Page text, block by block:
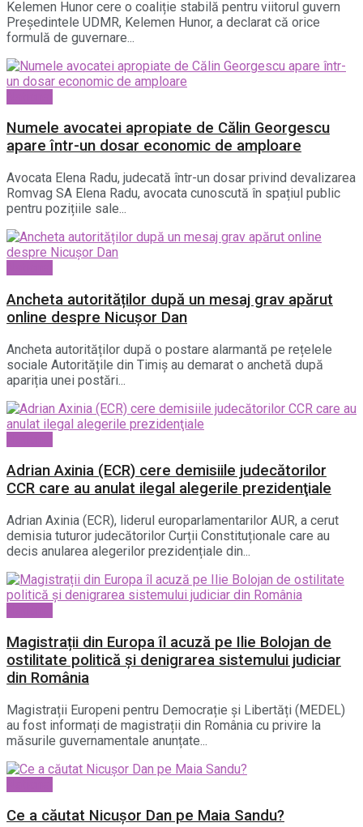
Kelemen Hunor cere o coaliție stabilă pentru viitorul guvern
Președintele UDMR, Kelemen Hunor, a declarat că orice
formulă de guvernare...
Numele avocatei apropiate de Călin Georgescu
apare într-un dosar economic de amploare
Avocata Elena Radu, judecată într-un dosar privind devalizarea
Romvag SA Elena Radu, avocata cunoscută în spațiul public
pentru pozițiile sale...
Ancheta autorităților după un mesaj grav apărut
online despre Nicușor Dan
Ancheta autorităților după o postare alarmantă pe rețelele
sociale Autoritățile din Timiș au demarat o anchetă după
apariția unei postări...
Adrian Axinia (ECR) cere demisiile judecătorilor
CCR care au anulat ilegal alegerile prezidenţiale
Adrian Axinia (ECR), liderul europarlamentarilor AUR, a cerut
demisia tuturor judecătorilor Curții Constituționale care au
decis anularea alegerilor prezidențiale din...
Magistrații din Europa îl acuză pe Ilie Bolojan de
ostilitate politică și denigrarea sistemului judiciar
din România
Magistrații Europeni pentru Democrație și Libertăți (MEDEL)
au fost informați de magistrații din România cu privire la
măsurile guvernamentale anunțate...
Ce a căutat Nicușor Dan pe Maia Sandu?